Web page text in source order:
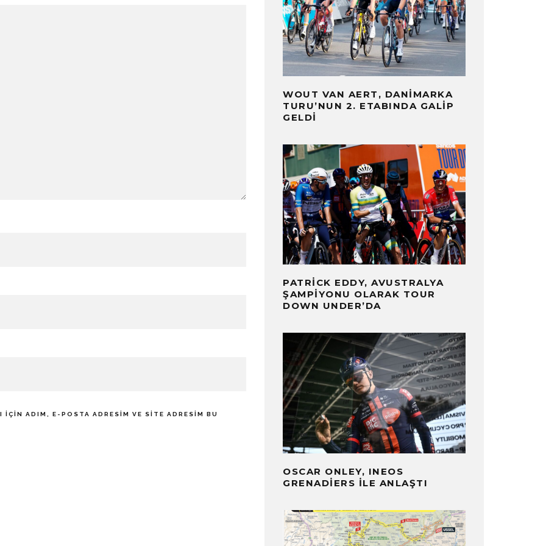
ADIM, E-POSTA ADRESIM VE SITE ADRESIM BU
WOUT VAN AERT, DANIMARKA
TURU’NUN 2. ETABINDA GALIP
GELDI
PATRICK EDDY, AVUSTRALYA
ŞAMPIYONU OLARAK TOUR
DOWN UNDER’DA
OSCAR ONLEY, INEOS
GRENADIERS ILE ANLAŞTI